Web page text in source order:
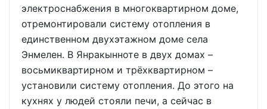
электроснабжения в многоквартирном доме,
отремонтировали систему отопления в
единственном двухэтажном доме села
Энмелен. В Янракынноте в двух домах –
восьмиквартирном и трёхквартирном –
установили систему отопления. До этого на
кухнях у людей стояли печи, а сейчас в